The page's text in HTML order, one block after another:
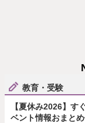
教育・受験
【夏休み2026】す
ベント情報おまと